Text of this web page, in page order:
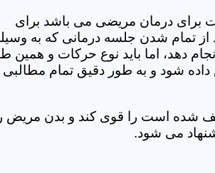
برای درمان مریضی می باشد برای
از تمام شدن جلسه درمانی که به
دهد، اما باید نوع حرکات و همین
داده شود و به طور دقیق تمام مطالبی
شده است را قوی کند و بدن مریض
می شود.